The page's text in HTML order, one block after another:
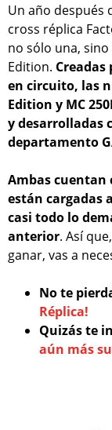
Un año después
cross réplica
no sólo una,
Edition.
en circuito, las
Edition y MC
y desarrolladas
departamento
Ambas cuentan
están cargadas
casi todo lo
anterior. Así
ganar, vas a
No te
Réplica!
Quizás te
aún más